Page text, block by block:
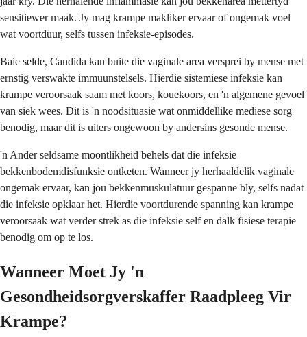
sensitiewer maak. Jy mag krampe makliker ervaar of ongemak voel
wat voortduur, selfs tussen infeksie-episodes.
Baie selde, Candida kan buite die vaginale area versprei by mense met
ernstig verswakte immuunstelsels. Hierdie sistemiese infeksie kan
krampe veroorsaak saam met koors, kouekoors, en 'n algemene gevoel
van siek wees. Dit is 'n noodsituasie wat onmiddellike mediese sorg
benodig, maar dit is uiters ongewoon by andersins gesonde mense.
'n Ander seldsame moontlikheid behels dat die infeksie
bekkenbodemdisfunksie ontketen. Wanneer jy herhaaldelik vaginale
ongemak ervaar, kan jou bekkenmuskulatuur gespanne bly, selfs nadat
die infeksie opklaar het. Hierdie voortdurende spanning kan krampe
veroorsaak wat verder strek as die infeksie self en dalk fisiese terapie
benodig om op te los.
Wanneer Moet Jy 'n
Gesondheidsorgverskaffer Raadpleeg Vir
Krampe?